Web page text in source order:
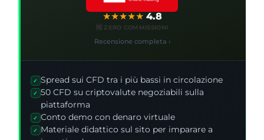
★★★★★ 4.8
🆓 ZERO COMMISSIONI
Recensione completa ›
✓ Spread sui CFD tra i più bassi in circolazione
✓ 50 CFD su criptovalute negoziabili sulla
piattaforma
✓ Conto demo con denaro virtuale
✓ Materiale didattico sul sito per imparare a